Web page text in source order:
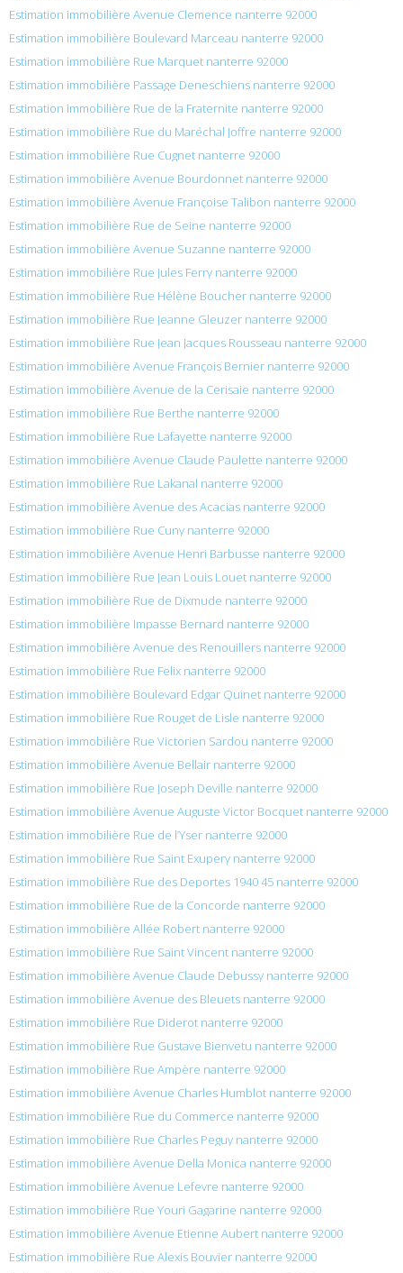
Estimation immobilière Avenue Clemence nanterre 92000
Estimation immobilière Boulevard Marceau nanterre 92000
Estimation immobilière Rue Marquet nanterre 92000
Estimation immobilière Passage Deneschiens nanterre 92000
Estimation immobilière Rue de la Fraternite nanterre 92000
Estimation immobilière Rue du Maréchal Joffre nanterre 92000
Estimation immobilière Rue Cugnet nanterre 92000
Estimation immobilière Avenue Bourdonnet nanterre 92000
Estimation immobilière Avenue Françoise Talibon nanterre 92000
Estimation immobilière Rue de Seine nanterre 92000
Estimation immobilière Avenue Suzanne nanterre 92000
Estimation immobilière Rue Jules Ferry nanterre 92000
Estimation immobilière Rue Hélène Boucher nanterre 92000
Estimation immobilière Rue Jeanne Gleuzer nanterre 92000
Estimation immobilière Rue Jean Jacques Rousseau nanterre 92000
Estimation immobilière Avenue François Bernier nanterre 92000
Estimation immobilière Avenue de la Cerisaie nanterre 92000
Estimation immobilière Rue Berthe nanterre 92000
Estimation immobilière Rue Lafayette nanterre 92000
Estimation immobilière Avenue Claude Paulette nanterre 92000
Estimation immobilière Rue Lakanal nanterre 92000
Estimation immobilière Avenue des Acacias nanterre 92000
Estimation immobilière Rue Cuny nanterre 92000
Estimation immobilière Avenue Henri Barbusse nanterre 92000
Estimation immobilière Rue Jean Louis Louet nanterre 92000
Estimation immobilière Rue de Dixmude nanterre 92000
Estimation immobilière Impasse Bernard nanterre 92000
Estimation immobilière Avenue des Renouillers nanterre 92000
Estimation immobilière Rue Felix nanterre 92000
Estimation immobilière Boulevard Edgar Quinet nanterre 92000
Estimation immobilière Rue Rouget de Lisle nanterre 92000
Estimation immobilière Rue Victorien Sardou nanterre 92000
Estimation immobilière Avenue Bellair nanterre 92000
Estimation immobilière Rue Joseph Deville nanterre 92000
Estimation immobilière Avenue Auguste Victor Bocquet nanterre 92000
Estimation immobilière Rue de l’Yser nanterre 92000
Estimation immobilière Rue Saint Exupery nanterre 92000
Estimation immobilière Rue des Deportes 1940 45 nanterre 92000
Estimation immobilière Rue de la Concorde nanterre 92000
Estimation immobilière Allée Robert nanterre 92000
Estimation immobilière Rue Saint Vincent nanterre 92000
Estimation immobilière Avenue Claude Debussy nanterre 92000
Estimation immobilière Avenue des Bleuets nanterre 92000
Estimation immobilière Rue Diderot nanterre 92000
Estimation immobilière Rue Gustave Bienvetu nanterre 92000
Estimation immobilière Rue Ampère nanterre 92000
Estimation immobilière Avenue Charles Humblot nanterre 92000
Estimation immobilière Rue du Commerce nanterre 92000
Estimation immobilière Rue Charles Peguy nanterre 92000
Estimation immobilière Avenue Della Monica nanterre 92000
Estimation immobilière Avenue Lefevre nanterre 92000
Estimation immobilière Rue Youri Gagarine nanterre 92000
Estimation immobilière Avenue Etienne Aubert nanterre 92000
Estimation immobilière Rue Alexis Bouvier nanterre 92000